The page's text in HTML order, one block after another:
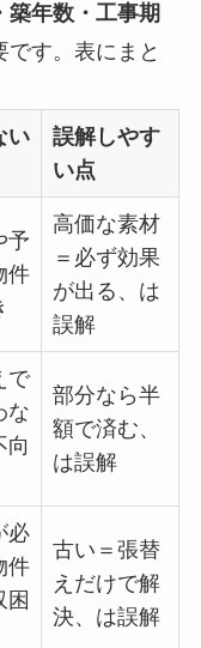
築年数・工事期
す。表にまと
い
誤解しやす
い点
予
件
高価な素材
＝必ず効果
が出る、は
誤解
で
な
向
部分なら半
額で済む、
は誤解
必
件
困
古い＝張替
えだけで解
決、は誤解